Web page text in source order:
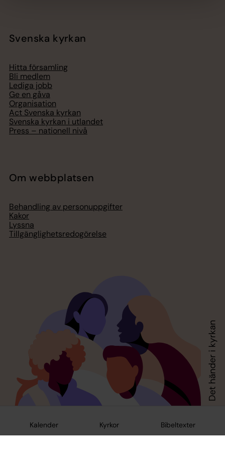
Kalender Kyrkor Bibeltexter
Svenska kyrkan
Hitta församling
Bli medlem
Lediga jobb
Ge en gåva
Organisation
Act Svenska kyrkan
Svenska kyrkan i utlandet
Press – nationell nivå
Om webbplatsen
Behandling av personuppgifter
Kakor
Lyssna
Tillgänglighetsredogörelse